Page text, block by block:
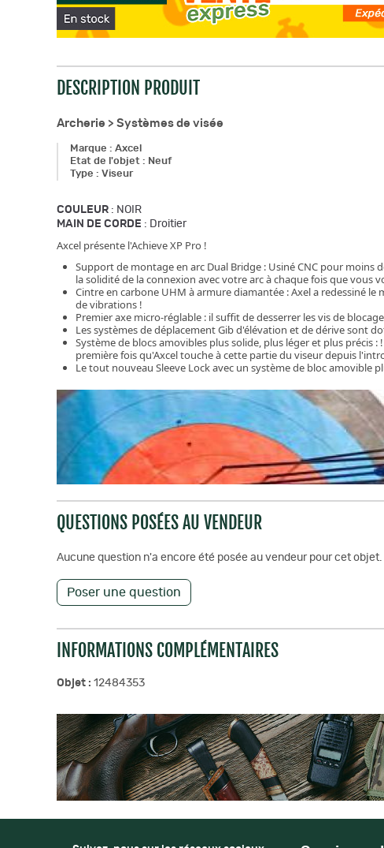
DESCRIPTION PRODUIT
Archerie > Systèmes de visée
Marque : Axcel
Etat de l'objet : Neuf
Type : Viseur
COULEUR : NOIR
MAIN DE CORDE : Droitier
Axcel présente l'Achieve XP Pro !
Support de montage en arc Dual Bridge : Usiné CNC pour moins
la solidité de la connexion avec votre arc à chaque fois que vous
Cintre en carbone UHM à armure diamantée : Axel a redessiné
de vibrations !
Premier axe micro-réglable : il suffit de desserrer les vis de
Les systèmes de déplacement Gib d'élévation et de dérive sont
Système de blocs amovibles plus solide, plus léger et plus précis
première fois qu'Axcel touche à cette partie du viseur depuis
Le tout nouveau Sleeve Lock avec un système de bloc
QUESTIONS POSÉES AU VENDEUR
Aucune question n'a encore été posée au vendeur pour cet objet.
Poser une question
INFORMATIONS COMPLÉMENTAIRES
Objet : 12484353